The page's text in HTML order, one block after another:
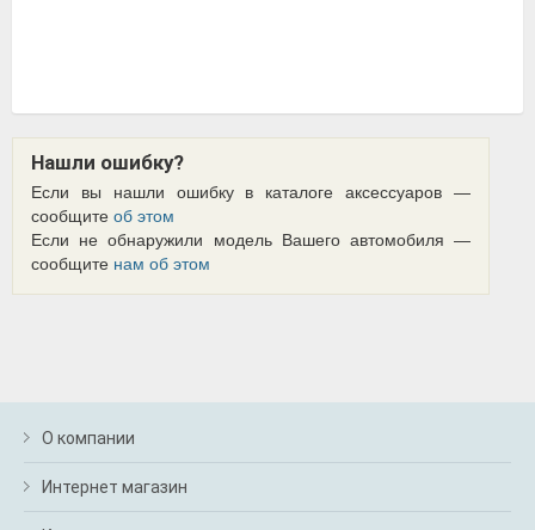
Нашли ошибку?
Если вы нашли ошибку в каталоге аксессуаров —
сообщите об этом
Если не обнаружили модель Вашего автомобиля —
сообщите нам об этом
О компании
Интернет магазин